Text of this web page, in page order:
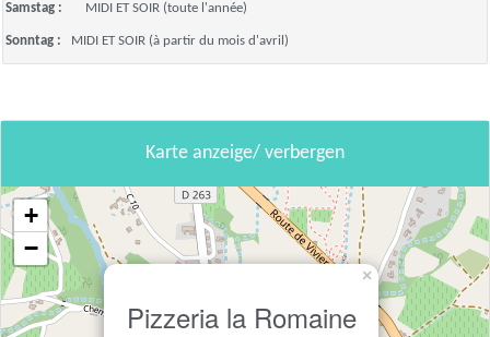
Samstag : MIDI ET SOIR (toute l'année)
Sonntag : MIDI ET SOIR (à partir du mois d'avril)
Karte anzeige/ verbergen
Pizzeria la Romaine
×
+
−